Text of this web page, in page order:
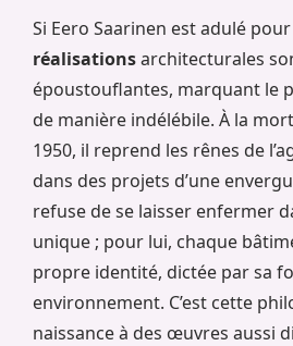
Si Eero Saarinen est adulé pour
réalisationsarchitecturales
époustouflantes, marquant le
de manière indélébile. À la
1950, il reprend les rênes de
dans des projets d’une
refuse de se laisser enfermer
unique ; pour lui, chaque
propre identité, dictée par sa
environnement. C’est cette
naissance à des œuvres aussi